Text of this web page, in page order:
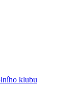
klubu